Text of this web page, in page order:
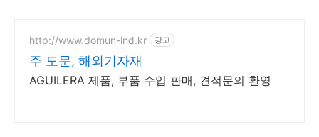
http://www.domun-ind.kr 광고
주 도문, 해외기자재
AGUILERA 제품, 부품 수입 판매, 견적문의 환영